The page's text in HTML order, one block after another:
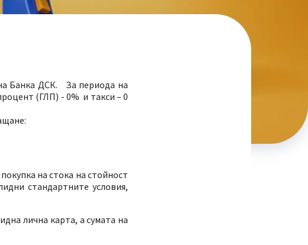
Банка ДСК. За периода на
(ГЛП) - 0% и такси – 0
на стока на стойност
стандартните условия,
лична карта, а сумата на